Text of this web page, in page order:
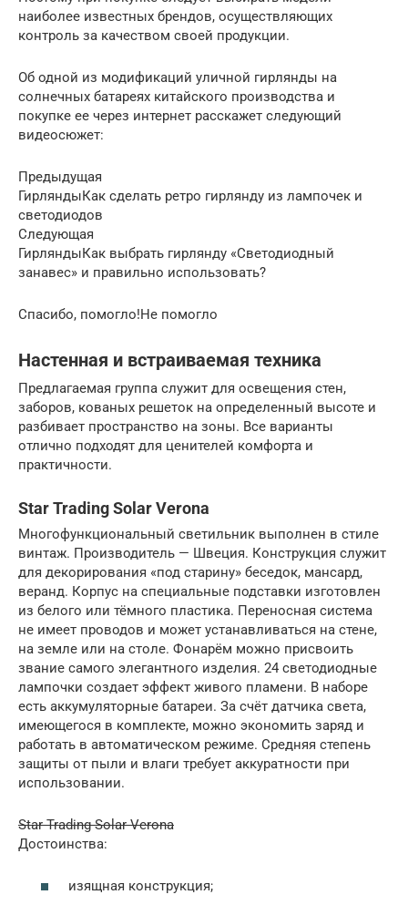
наиболее известных брендов, осуществляющих
контроль за качеством своей продукции.
Об одной из модификаций уличной гирлянды на
солнечных батареях китайского производства и
покупке ее через интернет расскажет следующий
видеосюжет:
Предыдущая
ГирляндыКак сделать ретро гирлянду из лампочек и
светодиодов
Следующая
ГирляндыКак выбрать гирлянду «Светодиодный
занавес» и правильно использовать?
Спасибо, помогло!Не помогло
Настенная и встраиваемая техника
Предлагаемая группа служит для освещения стен,
заборов, кованых решеток на определенный высоте и
разбивает пространство на зоны. Все варианты
отлично подходят для ценителей комфорта и
практичности.
Star Trading Solar Verona
Многофункциональный светильник выполнен в стиле
винтаж. Производитель — Швеция. Конструкция служит
для декорирования «под старину» беседок, мансард,
веранд. Корпус на специальные подставки изготовлен
из белого или тёмного пластика. Переносная система
не имеет проводов и может устанавливаться на стене,
на земле или на столе. Фонарём можно присвоить
звание самого элегантного изделия. 24 светодиодные
лампочки создает эффект живого пламени. В наборе
есть аккумуляторные батареи. За счёт датчика света,
имеющегося в комплекте, можно экономить заряд и
работать в автоматическом режиме. Средняя степень
защиты от пыли и влаги требует аккуратности при
использовании.
Star Trading Solar Verona
Достоинства:
изящная конструкция;